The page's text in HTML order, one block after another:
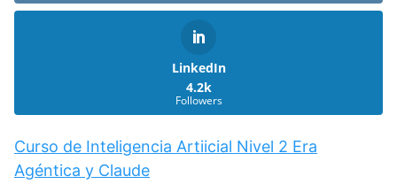
LinkedIn
4.2k
Followers
Curso de Inteligencia Artiicial Nivel 2 Era
Agéntica y Claude